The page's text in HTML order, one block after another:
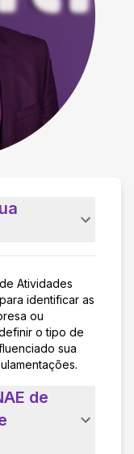
Atividades
identificar as
ou
o tipo de
sua
de